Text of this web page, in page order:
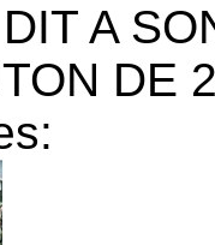
A
DE